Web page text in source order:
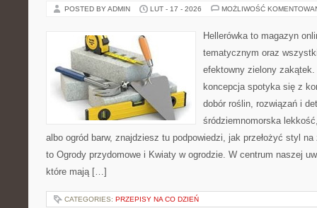
POSTED BY ADMIN LUT - 17 - 2026 MOŻLIWOŚĆ
Hellerówka to magazyn
tematycznym oraz
efektowny zielony
koncepcja spotyka się z
dobór roślin, rozwiązań i
śródziemnomorska
albo ogród barw, znajdziesz tu podpowiedzi, jak przełożyć styl na
to Ogrody przydomowe i Kwiaty w ogrodzie. W centrum naszej
które mają […]
CATEGORIES: PRZEPISY NA CO DZIEŃ